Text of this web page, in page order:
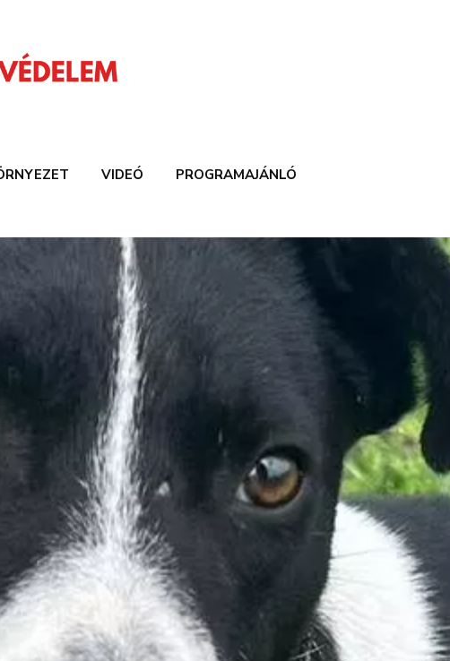
VIDEÓ PROGRAMAJÁNLÓ